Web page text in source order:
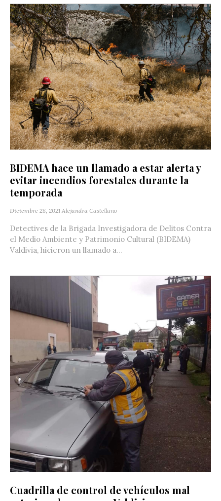
BIDEMA hace un llamado a estar alerta y
evitar incendios forestales durante la
temporada
Diciembre 28, 2021 Alejandra Castellano
Detectives de la Brigada Investigadora de Delitos Contra
el Medio Ambiente y Patrimonio Cultural (BIDEMA)
Valdivia, hicieron un llamado a...
Cuadrilla de control de vehículos mal